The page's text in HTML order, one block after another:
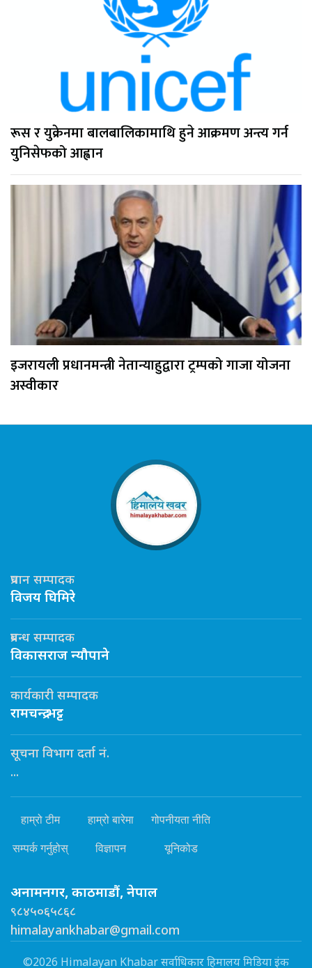
रूस र युक्रेनमा बालबालिकामाथि हुने आक्रमण अन्त्य गर्न
युनिसेफको आह्वान
इजरायली प्रधानमन्त्री नेतान्याहुद्वारा ट्रम्पको गाजा योजना
अस्वीकार
प्रधान सम्पादक
विजय घिमिरे
प्रबन्ध सम्पादक
विकासराज न्यौपाने
कार्यकारी सम्पादक
रामचन्द्र भट्ट
सूचना विभाग दर्ता नं.
...
हाम्रो टीम हाम्रो बारेमा गोपनीयता नीति
सम्पर्क गर्नुहोस् विज्ञापन यूनिकोड
अनामनगर, काठमाडौं, नेपाल
९८४५०६५८६८
himalayankhabar@gmail.com
©2026 Himalayan Khabar सर्वाधिकार हिमालय मिडिया इंक